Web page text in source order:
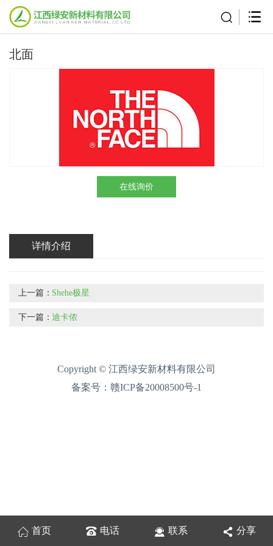
北面
在线询价
详情介绍
上一篇： Shehe极星
下一篇：迪卡侬
Copyright © 江西绿安新材料有限公司
备案号： 赣ICP备20008500号-1
首页 电话 联系 分享